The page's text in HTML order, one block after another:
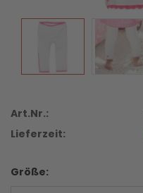
Art.Nr.:
Lieferzeit:
Größe: